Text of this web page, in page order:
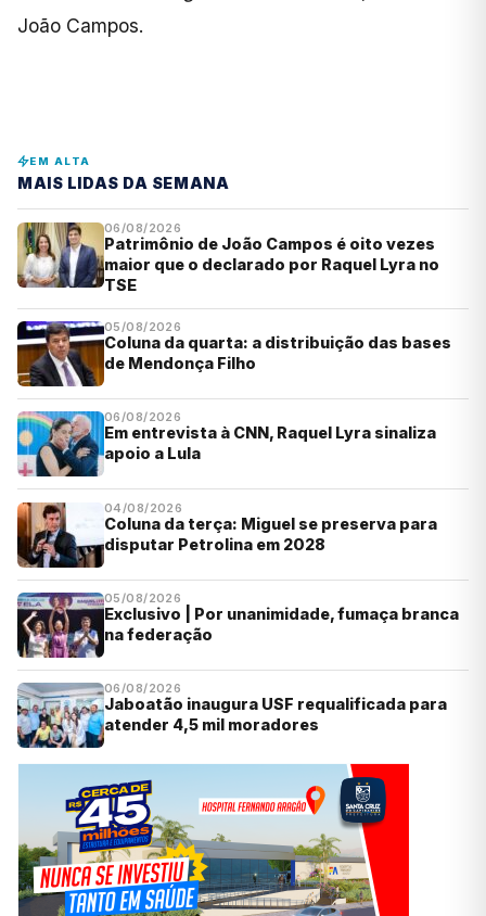
João Campos.
EM ALTA
MAIS LIDAS DA SEMANA
06/08/2026
Patrimônio de João Campos é oito vezes
maior que o declarado por Raquel Lyra no
TSE
05/08/2026
Coluna da quarta: a distribuição das bases
de Mendonça Filho
06/08/2026
Em entrevista à CNN, Raquel Lyra sinaliza
apoio a Lula
04/08/2026
Coluna da terça: Miguel se preserva para
disputar Petrolina em 2028
05/08/2026
Exclusivo | Por unanimidade, fumaça branca
na federação
06/08/2026
Jaboatão inaugura USF requalificada para
atender 4,5 mil moradores